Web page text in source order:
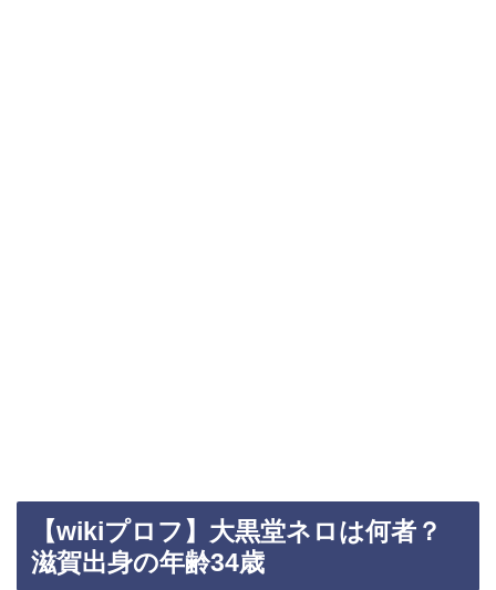
【wikiプロフ】大黒堂ネロは何者？
滋賀出身の年齢34歳